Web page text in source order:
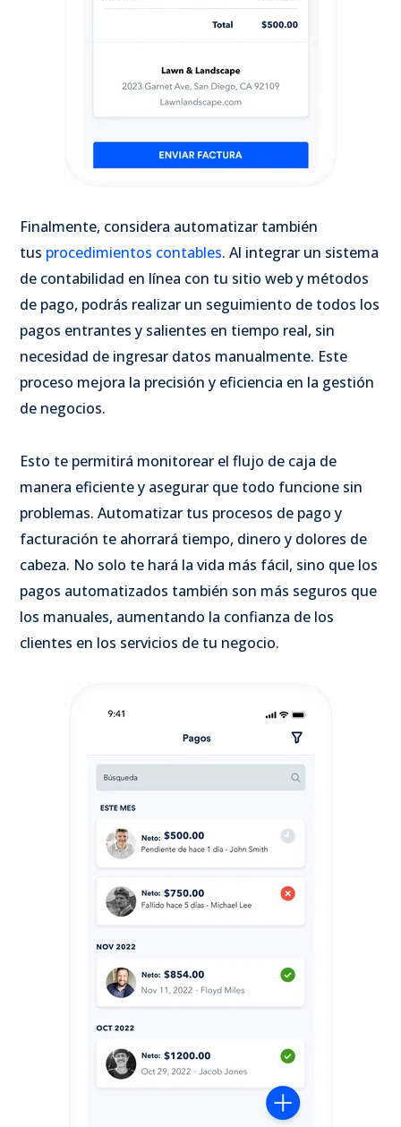
Finalmente, considera automatizar también
tus procedimientos contables. Al integrar un sistema
de contabilidad en línea con tu sitio web y métodos
de pago, podrás realizar un seguimiento de todos los
pagos entrantes y salientes en tiempo real, sin
necesidad de ingresar datos manualmente. Este
proceso mejora la precisión y eficiencia en la gestión
de negocios.
Esto te permitirá monitorear el flujo de caja de
manera eficiente y asegurar que todo funcione sin
problemas. Automatizar tus procesos de pago y
facturación te ahorrará tiempo, dinero y dolores de
cabeza. No solo te hará la vida más fácil, sino que los
pagos automatizados también son más seguros que
los manuales, aumentando la confianza de los
clientes en los servicios de tu negocio.